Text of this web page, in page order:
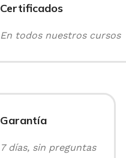
Certificados
En todos nuestros cursos
Garantía
7 días, sin preguntas